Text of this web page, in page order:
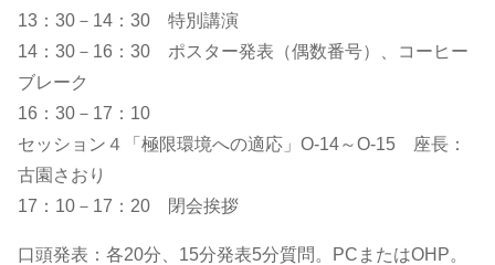
13：30－14：30 特別講演
14：30－16：30 ポスター発表（偶数番号）、コーヒー
ブレーク
16：30－17：10
セッション４「極限環境への適応」O-14～O-15 座長：
古園さおり
17：10－17：20 閉会挨拶
口頭発表：各20分、15分発表5分質問。PCまたはOHP。